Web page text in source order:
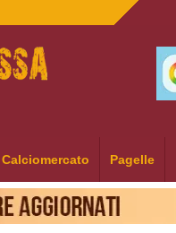
Calciomercato Pagelle